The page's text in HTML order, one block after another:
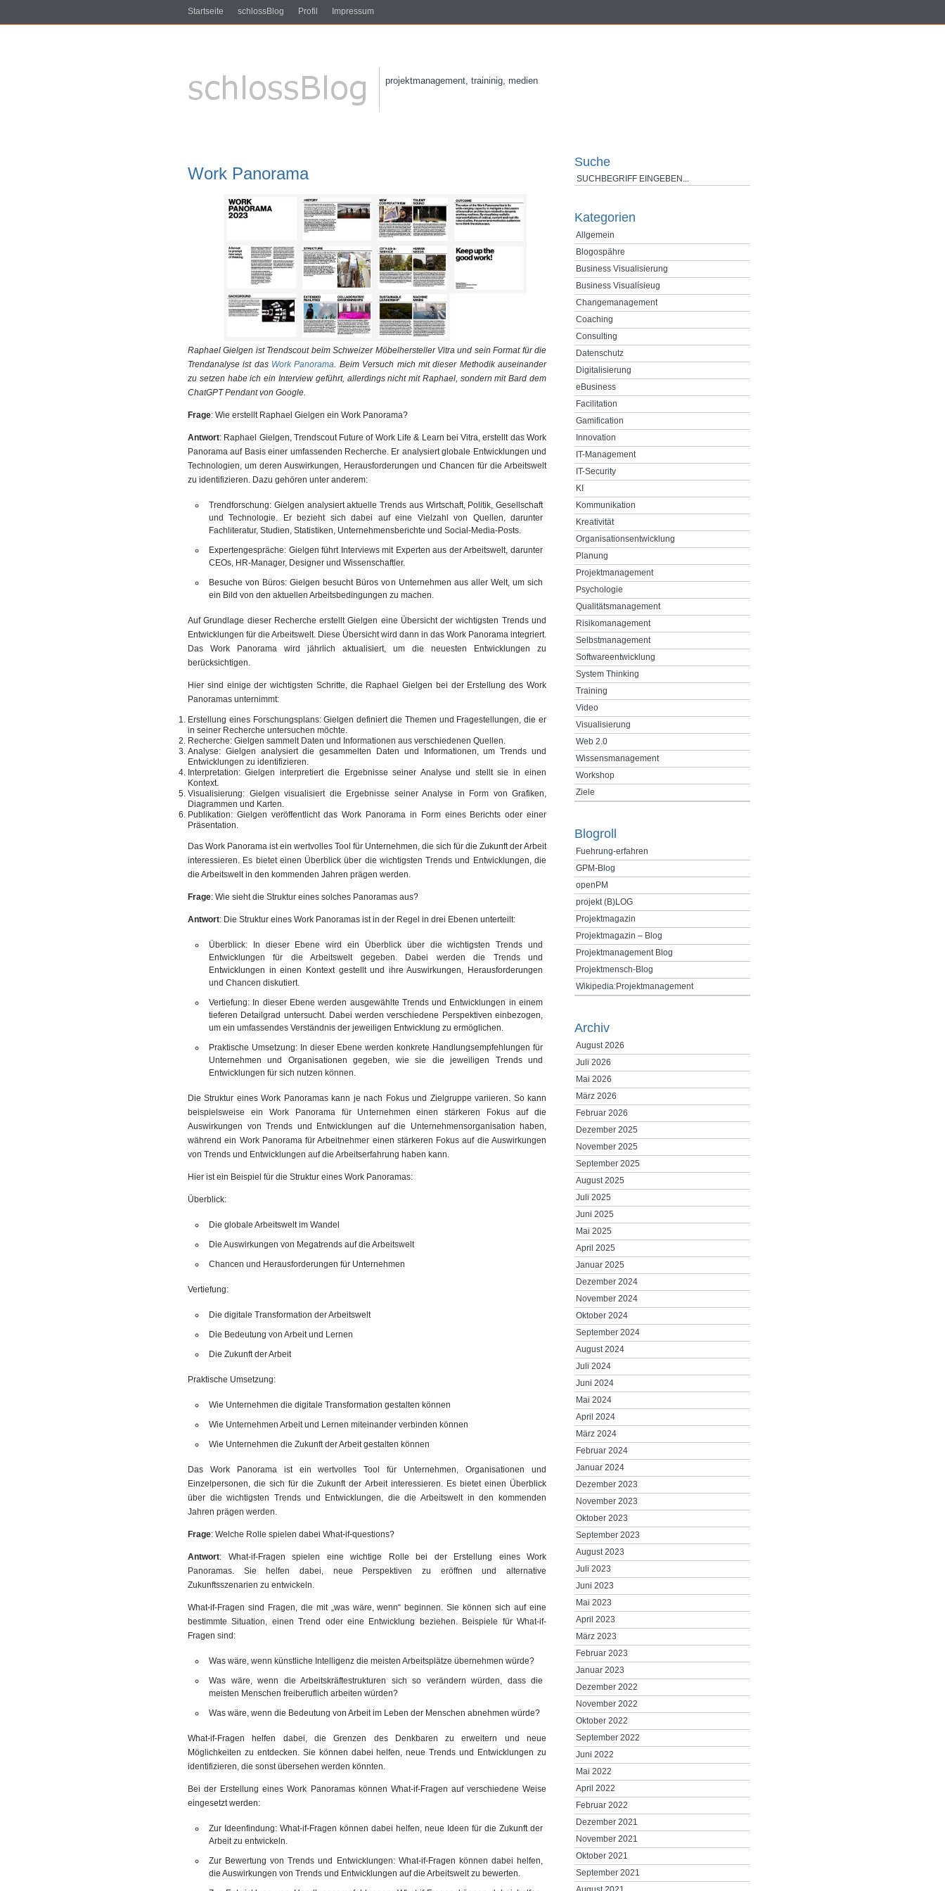
Startseite schlossBlog Profil Impressum
projektmanagement, traininig, medien
Work Panorama
Raphael Gielgen ist Trendscout beim Schweizer Möbelhersteller Vitra und sein Format für die
Trendanalyse ist das Work Panorama. Beim Versuch mich mit dieser Methodik auseinander
zu setzen habe ich ein Interview geführt, allerdings nicht mit Raphael, sondern mit Bard dem
ChatGPT Pendant von Google.
Frage: Wie erstellt Raphael Gielgen ein Work Panorama?
Antwort: Raphael Gielgen, Trendscout Future of Work Life & Learn bei Vitra, erstellt das Work
Panorama auf Basis einer umfassenden Recherche. Er analysiert globale Entwicklungen und
Technologien, um deren Auswirkungen, Herausforderungen und Chancen für die Arbeitswelt
zu identifizieren. Dazu gehören unter anderem:
Trendforschung: Gielgen analysiert aktuelle Trends aus Wirtschaft, Politik, Gesellschaft
und Technologie. Er bezieht sich dabei auf eine Vielzahl von Quellen, darunter
Fachliteratur, Studien, Statistiken, Unternehmensberichte und Social-Media-Posts.
Expertengespräche: Gielgen führt Interviews mit Experten aus der Arbeitswelt, darunter
CEOs, HR-Manager, Designer und Wissenschaftler.
Besuche von Büros: Gielgen besucht Büros von Unternehmen aus aller Welt, um sich
ein Bild von den aktuellen Arbeitsbedingungen zu machen.
Auf Grundlage dieser Recherche erstellt Gielgen eine Übersicht der wichtigsten Trends und
Entwicklungen für die Arbeitswelt. Diese Übersicht wird dann in das Work Panorama integriert.
Das Work Panorama wird jährlich aktualisiert, um die neuesten Entwicklungen zu
berücksichtigen.
Hier sind einige der wichtigsten Schritte, die Raphael Gielgen bei der Erstellung des Work
Panoramas unternimmt:
Erstellung eines Forschungsplans: Gielgen definiert die Themen und Fragestellungen, die er
in seiner Recherche untersuchen möchte.
Recherche: Gielgen sammelt Daten und Informationen aus verschiedenen Quellen.
Analyse: Gielgen analysiert die gesammelten Daten und Informationen, um Trends und
Entwicklungen zu identifizieren.
Interpretation: Gielgen interpretiert die Ergebnisse seiner Analyse und stellt sie in einen
Kontext.
Visualisierung: Gielgen visualisiert die Ergebnisse seiner Analyse in Form von Grafiken,
Diagrammen und Karten.
Publikation: Gielgen veröffentlicht das Work Panorama in Form eines Berichts oder einer
Präsentation.
Das Work Panorama ist ein wertvolles Tool für Unternehmen, die sich für die Zukunft der Arbeit
interessieren. Es bietet einen Überblick über die wichtigsten Trends und Entwicklungen, die
die Arbeitswelt in den kommenden Jahren prägen werden.
Frage: Wie sieht die Struktur eines solches Panoramas aus?
Antwort: Die Struktur eines Work Panoramas ist in der Regel in drei Ebenen unterteilt:
Überblick: In dieser Ebene wird ein Überblick über die wichtigsten Trends und
Entwicklungen für die Arbeitswelt gegeben. Dabei werden die Trends und
Entwicklungen in einen Kontext gestellt und ihre Auswirkungen, Herausforderungen
und Chancen diskutiert.
Vertiefung: In dieser Ebene werden ausgewählte Trends und Entwicklungen in einem
tieferen Detailgrad untersucht. Dabei werden verschiedene Perspektiven einbezogen,
um ein umfassendes Verständnis der jeweiligen Entwicklung zu ermöglichen.
Praktische Umsetzung: In dieser Ebene werden konkrete Handlungsempfehlungen für
Unternehmen und Organisationen gegeben, wie sie die jeweiligen Trends und
Entwicklungen für sich nutzen können.
Die Struktur eines Work Panoramas kann je nach Fokus und Zielgruppe variieren. So kann
beispielsweise ein Work Panorama für Unternehmen einen stärkeren Fokus auf die
Auswirkungen von Trends und Entwicklungen auf die Unternehmensorganisation haben,
während ein Work Panorama für Arbeitnehmer einen stärkeren Fokus auf die Auswirkungen
von Trends und Entwicklungen auf die Arbeitserfahrung haben kann.
Hier ist ein Beispiel für die Struktur eines Work Panoramas:
Überblick:
Die globale Arbeitswelt im Wandel
Die Auswirkungen von Megatrends auf die Arbeitswelt
Chancen und Herausforderungen für Unternehmen
Vertiefung:
Die digitale Transformation der Arbeitswelt
Die Bedeutung von Arbeit und Lernen
Die Zukunft der Arbeit
Praktische Umsetzung:
Wie Unternehmen die digitale Transformation gestalten können
Wie Unternehmen Arbeit und Lernen miteinander verbinden können
Wie Unternehmen die Zukunft der Arbeit gestalten können
Das Work Panorama ist ein wertvolles Tool für Unternehmen, Organisationen und
Einzelpersonen, die sich für die Zukunft der Arbeit interessieren. Es bietet einen Überblick
über die wichtigsten Trends und Entwicklungen, die die Arbeitswelt in den kommenden
Jahren prägen werden.
Frage: Welche Rolle spielen dabei What-if-questions?
Antwort: What-if-Fragen spielen eine wichtige Rolle bei der Erstellung eines Work
Panoramas. Sie helfen dabei, neue Perspektiven zu eröffnen und alternative
Zukunftsszenarien zu entwickeln.
What-if-Fragen sind Fragen, die mit „was wäre, wenn“ beginnen. Sie können sich auf eine
bestimmte Situation, einen Trend oder eine Entwicklung beziehen. Beispiele für What-if-
Fragen sind:
Was wäre, wenn künstliche Intelligenz die meisten Arbeitsplätze übernehmen würde?
Was wäre, wenn die Arbeitskräftestrukturen sich so verändern würden, dass die
meisten Menschen freiberuflich arbeiten würden?
Was wäre, wenn die Bedeutung von Arbeit im Leben der Menschen abnehmen würde?
What-if-Fragen helfen dabei, die Grenzen des Denkbaren zu erweitern und neue
Möglichkeiten zu entdecken. Sie können dabei helfen, neue Trends und Entwicklungen zu
identifizieren, die sonst übersehen werden könnten.
Bei der Erstellung eines Work Panoramas können What-if-Fragen auf verschiedene Weise
eingesetzt werden:
Zur Ideenfindung: What-if-Fragen können dabei helfen, neue Ideen für die Zukunft der
Arbeit zu entwickeln.
Zur Bewertung von Trends und Entwicklungen: What-if-Fragen können dabei helfen,
die Auswirkungen von Trends und Entwicklungen auf die Arbeitswelt zu bewerten.
Suche
Kategorien
Allgemein
Blogospähre
Business Visualisierung
Business Visualísieug
Changemanagement
Coaching
Consulting
Datenschutz
Digitalisierung
eBusiness
Facilitation
Gamification
Innovation
IT-Management
IT-Security
KI
Kommunikation
Kreativität
Organisationsentwicklung
Planung
Projektmanagement
Psychologie
Qualitätsmanagement
Risikomanagement
Selbstmanagement
Softwareentwicklung
System Thinking
Training
Video
Visualisierung
Web 2.0
Wissensmanagement
Workshop
Ziele
Blogroll
Fuehrung-erfahren
GPM-Blog
openPM
projekt (B)LOG
Projektmagazin
Projektmagazin – Blog
Projektmanagement Blog
Projektmensch-Blog
Wikipedia:Projektmanagement
Archiv
August 2026
Juli 2026
Mai 2026
März 2026
Februar 2026
Dezember 2025
November 2025
September 2025
August 2025
Juli 2025
Juni 2025
Mai 2025
April 2025
Januar 2025
Dezember 2024
November 2024
Oktober 2024
September 2024
August 2024
Juli 2024
Juni 2024
Mai 2024
April 2024
März 2024
Februar 2024
Januar 2024
Dezember 2023
November 2023
Oktober 2023
September 2023
August 2023
Juli 2023
Juni 2023
Mai 2023
April 2023
März 2023
Februar 2023
Januar 2023
Dezember 2022
November 2022
Oktober 2022
September 2022
Juni 2022
Mai 2022
April 2022
Februar 2022
Dezember 2021
November 2021
Oktober 2021
September 2021